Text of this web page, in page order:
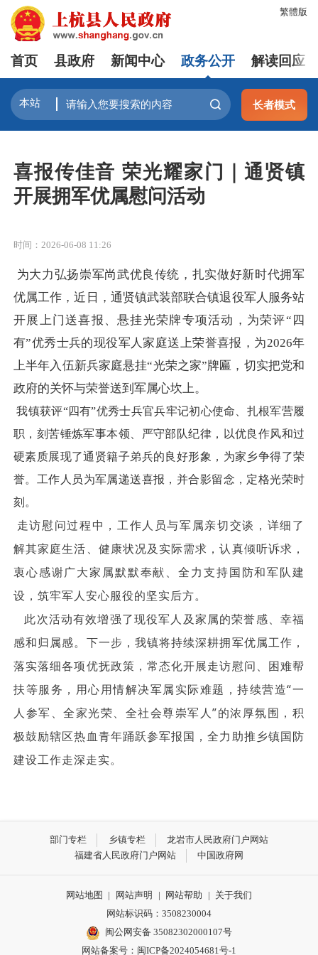
繁體版
首页 县政府 新闻中心 政务公开 解读回应
长者模式
喜报传佳音 荣光耀家门｜通贤镇
开展拥军优属慰问活动
时间：2026-06-08 11:26
为大力弘扬崇军尚武优良传统，扎实做好新时代拥军
优属工作，近日，通贤镇武装部联合镇退役军人服务站
开展上门送喜报、悬挂光荣牌专项活动，为荣评“四
有”优秀士兵的现役军人家庭送上荣誉喜报，为2026年
上半年入伍新兵家庭悬挂“光荣之家”牌匾，切实把党和
政府的关怀与荣誉送到军属心坎上。
我镇获评“四有”优秀士兵官兵牢记初心使命、扎根军营履
职，刻苦锤炼军事本领、严守部队纪律，以优良作风和过
硬素质展现了通贤籍子弟兵的良好形象，为家乡争得了荣
誉。 工作人员为军属递送喜报，并合影留念，定格光荣时
刻。
走访慰问过程中，工作人员与军属亲切交谈，详细了
解其家庭生活、健康状况及实际需求，认真倾听诉求，
衷心感谢广大家属默默奉献、全力支持国防和军队建
设，筑牢军人安心服役的坚实后方。
此次活动有效增强了现役军人及家属的荣誉感、幸福
感和归属感。下一步，我镇将持续深耕拥军优属工作，
落实落细各项优抚政策，常态化开展走访慰问、困难帮
扶等服务，用心用情解决军属实际难题，持续营造“一
人参军、全家光荣、全社会尊崇军人”的浓厚氛围，积
极鼓励辖区热血青年踊跃参军报国，全力助推乡镇国防
建设工作走深走实。
部门专栏 乡镇专栏
龙岩市人民政府门户网站
福建省人民政府门户网站
中国政府网
网站地图 | 网站声明 | 网站帮助 | 关于我们
网站标识码：3508230004
闽公网安备 35082302000107号
网站备案号： 闽ICP备2024054681号-1